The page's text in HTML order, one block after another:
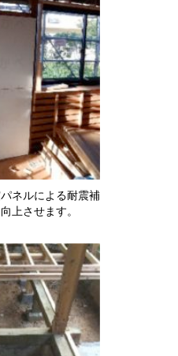
ネルによる耐震補
上させます。